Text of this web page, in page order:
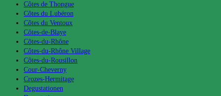
Côtes de Thongue
Côtes du Lubéron
Côtes du Ventoux
Côtes-de-Blaye
Côtes-du-Rhône
Côtes-du-Rhône Village
Côtes-du-Rousillon
Cour-Cheverny
Crozes-Hermitage
Degustationen